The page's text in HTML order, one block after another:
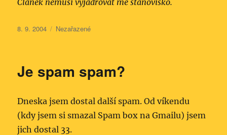
Článek nemusí vyjadřovat mé stanovisko.
Publikováno:
8. 9. 2004 Rubriky:
Nezařazené
Je spam spam?
Dneska jsem dostal další spam. Od víkendu
(kdy jsem si smazal Spam box na Gmailu) jsem
jich dostal 33.